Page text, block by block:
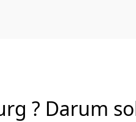
? Darum